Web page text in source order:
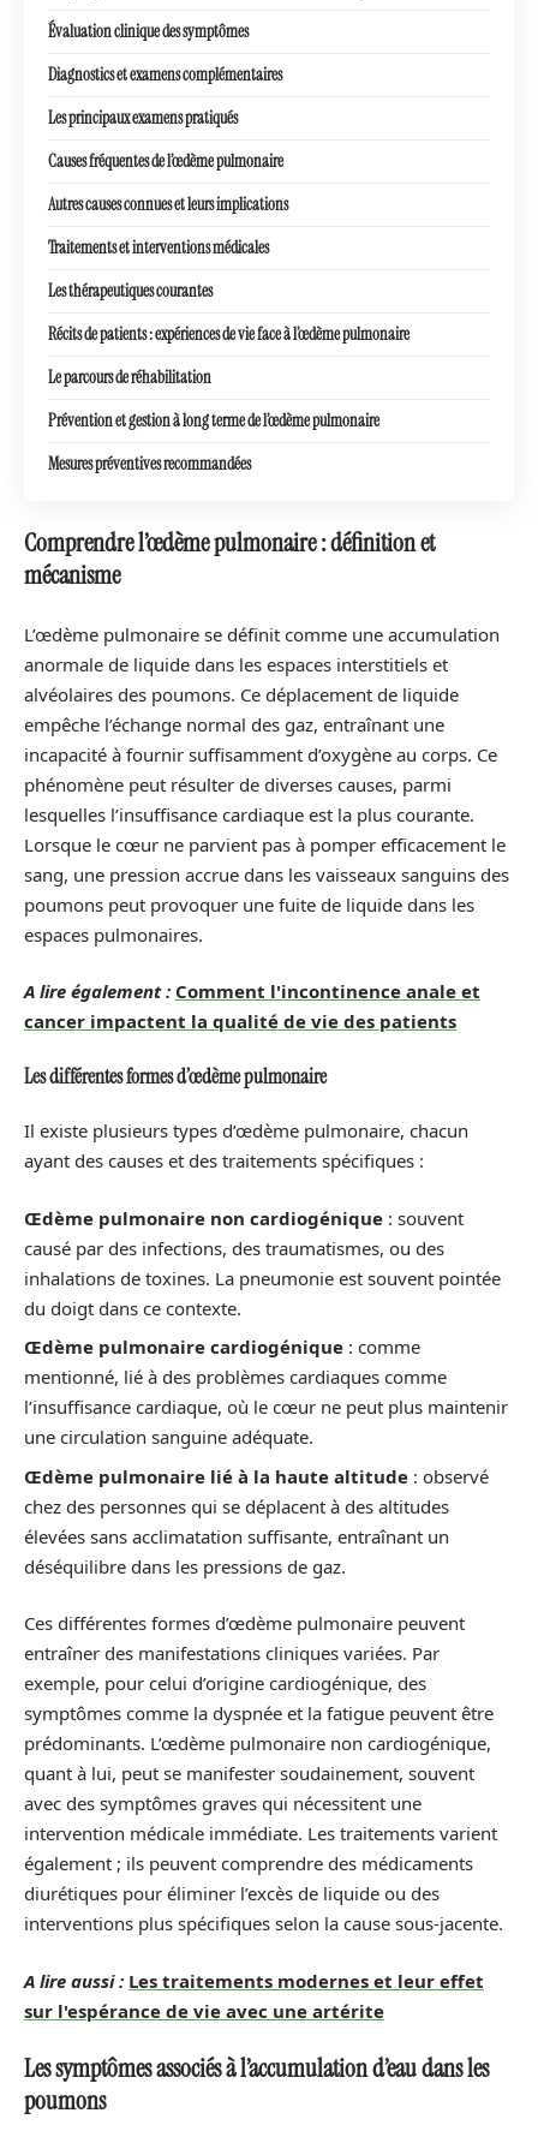
Évaluation clinique des symptômes
Diagnostics et examens complémentaires
Les principaux examens pratiqués
Causes fréquentes de l’œdème pulmonaire
Autres causes connues et leurs implications
Traitements et interventions médicales
Les thérapeutiques courantes
Récits de patients : expériences de vie face à l’œdème pulmonaire
Le parcours de réhabilitation
Prévention et gestion à long terme de l’œdème pulmonaire
Mesures préventives recommandées
Comprendre l’œdème pulmonaire : définition et
mécanisme
L’œdème pulmonaire se définit comme une accumulation
anormale de liquide dans les espaces interstitiels et
alvéolaires des poumons. Ce déplacement de liquide
empêche l’échange normal des gaz, entraînant une
incapacité à fournir suffisamment d’oxygène au corps. Ce
phénomène peut résulter de diverses causes, parmi
lesquelles l’insuffisance cardiaque est la plus courante.
Lorsque le cœur ne parvient pas à pomper efficacement le
sang, une pression accrue dans les vaisseaux sanguins des
poumons peut provoquer une fuite de liquide dans les
espaces pulmonaires.
A lire également : Comment l'incontinence anale et
cancer impactent la qualité de vie des patients
Les différentes formes d’œdème pulmonaire
Il existe plusieurs types d’œdème pulmonaire, chacun
ayant des causes et des traitements spécifiques :
Œdème pulmonaire non cardiogénique : souvent
causé par des infections, des traumatismes, ou des
inhalations de toxines. La pneumonie est souvent pointée
du doigt dans ce contexte.
Œdème pulmonaire cardiogénique : comme
mentionné, lié à des problèmes cardiaques comme
l’insuffisance cardiaque, où le cœur ne peut plus maintenir
une circulation sanguine adéquate.
Œdème pulmonaire lié à la haute altitude : observé
chez des personnes qui se déplacent à des altitudes
élevées sans acclimatation suffisante, entraînant un
déséquilibre dans les pressions de gaz.
Ces différentes formes d’œdème pulmonaire peuvent
entraîner des manifestations cliniques variées. Par
exemple, pour celui d’origine cardiogénique, des
symptômes comme la dyspnée et la fatigue peuvent être
prédominants. L’œdème pulmonaire non cardiogénique,
quant à lui, peut se manifester soudainement, souvent
avec des symptômes graves qui nécessitent une
intervention médicale immédiate. Les traitements varient
également ; ils peuvent comprendre des médicaments
diurétiques pour éliminer l’excès de liquide ou des
interventions plus spécifiques selon la cause sous-jacente.
A lire aussi : Les traitements modernes et leur effet
sur l'espérance de vie avec une artérite
Les symptômes associés à l’accumulation d’eau dans les
poumons